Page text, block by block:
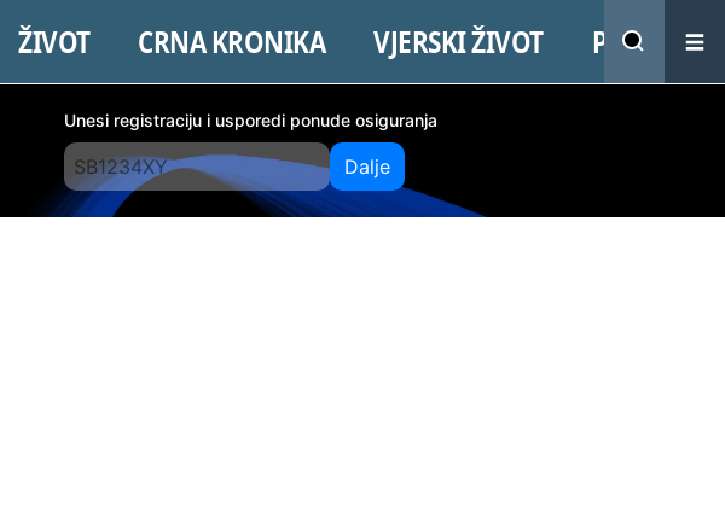
ŽIVOT CRNA KRONIKA VJERSKI ŽIVOT PROMO
Unesi registraciju i usporedi ponude osiguranja
Dalje